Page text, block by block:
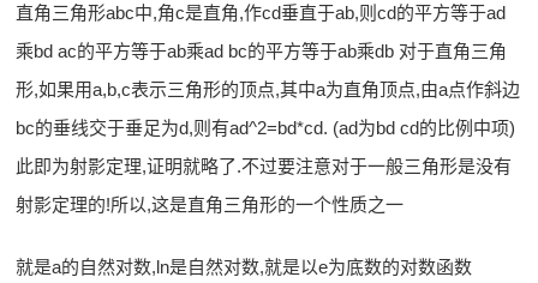
直角三角形abc中,角c是直角,作cd垂直于ab,则cd的平方等于ad
乘bd ac的平方等于ab乘ad bc的平方等于ab乘db 对于直角三角
形,如果用a,b,c表示三角形的顶点,其中a为直角顶点,由a点作斜边
bc的垂线交于垂足为d,则有ad^2=bd*cd. (ad为bd cd的比例中项)
此即为射影定理,证明就略了.不过要注意对于一般三角形是没有
射影定理的!所以,这是直角三角形的一个性质之一
就是a的自然对数,ln是自然对数,就是以e为底数的对数函数